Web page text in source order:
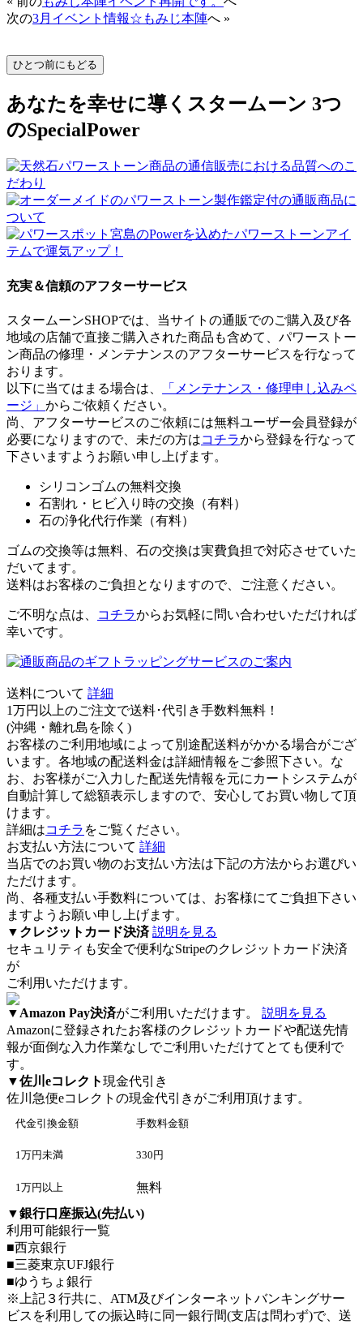
次の3月イベント情報☆もみじ本陣へ »
あなたを幸せに導くスタームーン 3つ
のSpecialPower
充実＆信頼のアフターサービス
スタームーンSHOPでは、当サイトの通販でのご購入及び各
地域の店舗で直接ご購入された商品も含めて、パワーストー
ン商品の修理・メンテナンスのアフターサービスを行なって
おります。
以下に当てはまる場合は、
「メンテナンス・修理申し込みペ
ージ」 からご依頼ください。
尚、アフターサービスのご依頼には無料ユーザー会員登録が
必要になりますので、未だの方はコチラから登録を行なって
下さいますようお願い申し上げます。
シリコンゴムの無料交換
石割れ・ヒビ入り時の交換（有料）
石の浄化代行作業（有料）
ゴムの交換等は無料、石の交換は実費負担で対応させていた
だいてます。
送料はお客様のご負担となりますので、ご注意ください。
ご不明な点は、 コチラからお気軽に問い合わせいただければ
幸いです。
送料について 詳細
1万円以上のご注文で送料･代引き手数料無料 ！
(沖縄・離れ島を除く)
お客様のご利用地域によって別途配送料がかかる場合がござ
います。各地域の配送料金は詳細情報をご参照下さい。な
お、お客様がご入力した配送先情報を元にカートシステムが
自動計算して総額表示しますので、安心してお買い物して頂
けます。
詳細はコチラ をご覧ください。
お支払い方法について 詳細
当店でのお買い物のお支払い方法は下記の方法からお選びい
ただけます。
尚、各種支払い手数料については、お客様にてご負担下さい
ますようお願い申し上げます。
▼ クレジットカード決済 説明を見る
セキュリティも安全で便利なStripeのクレジットカード決済
が
ご利用いただけます。
▼ Amazon Pay決済がご利用いただけます。 説明を見る
Amazonに登録されたお客様のクレジットカードや配送先情
報が面倒な入力作業なしでご利用いただけてとても便利で
す。
▼佐川eコレクト現金代引き
佐川急便eコレクト の現金代引きがご利用頂けます。
代金引換金額 手数料金額
1万円未満 330円
1万円以上
無料
▼銀行口座振込(先払い)
利用可能銀行一覧
■西京銀行
■三菱東京UFJ銀行
■ゆうちょ銀行
※上記３行共に、ATM及びインターネットバンキングサー
ビスを利用しての振込時に同一銀行間(支店は問わず)で、送